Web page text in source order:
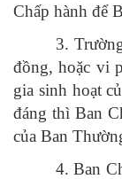
Chấp hành để
3.
đồng, hoặc vi
gia sinh hoạt
đáng thì Ban
của Ban
4. Ban